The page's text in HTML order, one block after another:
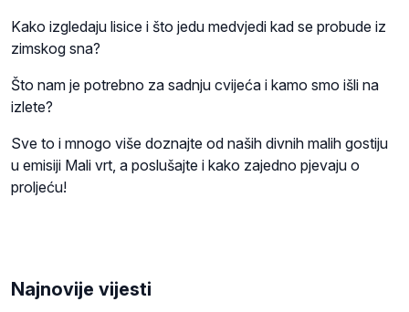
Kako izgledaju lisice i što jedu medvjedi kad se probude iz
zimskog sna?
Što nam je potrebno za sadnju cvijeća i kamo smo išli na
izlete?
Sve to i mnogo više doznajte od naših divnih malih gostiju
u emisiji Mali vrt, a poslušajte i kako zajedno pjevaju o
proljeću!
Najnovije vijesti